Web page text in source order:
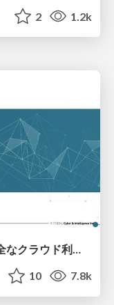
2 1.2k
クラウドセキュリティ入門 ～安全なクラウド利用のための基礎知識～
10 7.8k